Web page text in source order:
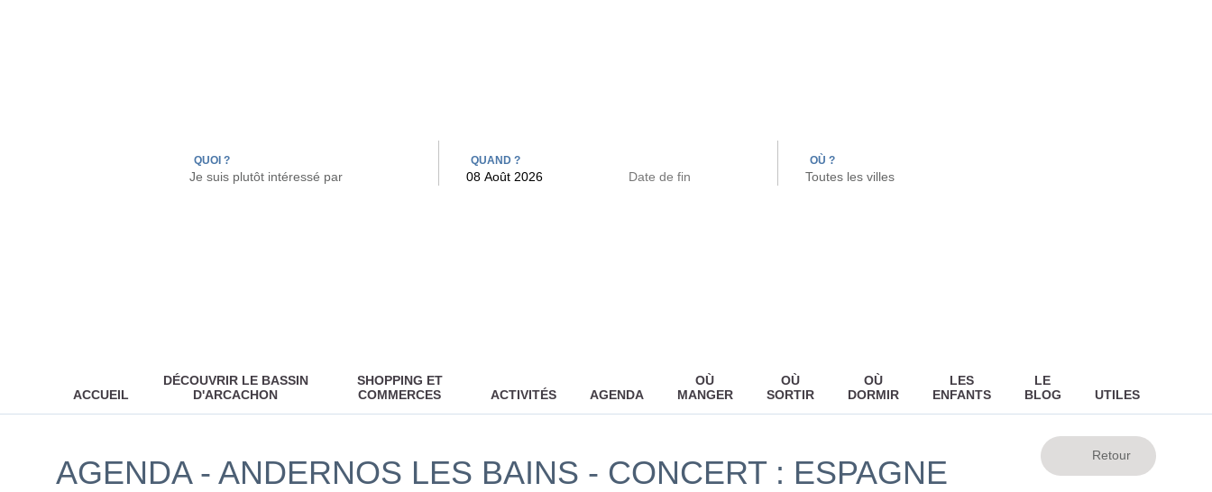
QUOI ? QUAND ? OÙ ?
ACCUEIL
DÉCOUVRIR LE BASSIN
D'ARCACHON
SHOPPING ET
COMMERCES
ACTIVITÉS AGENDA
OÙ
MANGER
OÙ
SORTIR
OÙ
DORMIR
LES
ENFANTS
LE
BLOG
UTILES
AGENDA - ANDERNOS LES BAINS - CONCERT : ESPAGNE